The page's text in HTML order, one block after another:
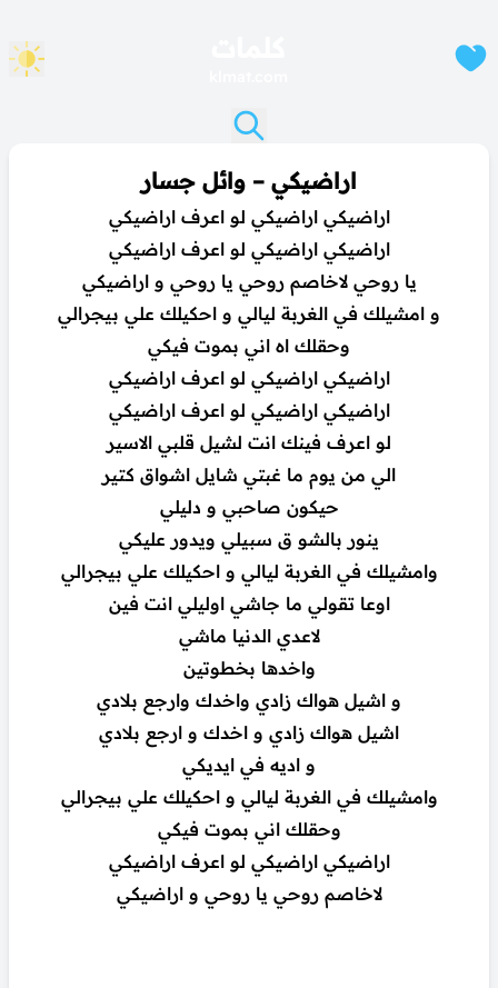
اراضيكي – وائل جسار
اراضيكي اراضيكي لو اعرف اراضيكي
اراضيكي اراضيكي لو اعرف اراضيكي
يا روحي لاخاصم روحي يا روحي و اراضيكي
و امشيلك في الغربة ليالي و احكيلك علي بيجرالي
وحقلك اه اني بموت فيكي
اراضيكي اراضيكي لو اعرف اراضيكي
اراضيكي اراضيكي لو اعرف اراضيكي
لو اعرف فينك انت لشيل قلبي الاسير
الي من يوم ما غبتي شايل اشواق كتير
حيكون صاحبي و دليلي
ينور بالشو ق سبيلي ويدور عليكي
وامشيلك في الغربة ليالي و احكيلك علي بيجرالي
اوعا تقولي ما جاشي اوليلي انت فين
لاعدي الدنيا ماشي
واخدها بخطوتين
و اشيل هواك زادي واخدك وارجع بلادي
اشيل هواك زادي و اخدك و ارجع بلادي
و اديه في ايديكي
وامشيلك في الغربة ليالي و احكيلك علي بيجرالي
وحقلك اني بموت فيكي
اراضيكي اراضيكي لو اعرف اراضيكي
لاخاصم روحي يا روحي و اراضيكي